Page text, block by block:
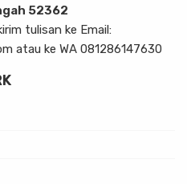
52362
tulisan ke Email:
atau ke WA 081286147630